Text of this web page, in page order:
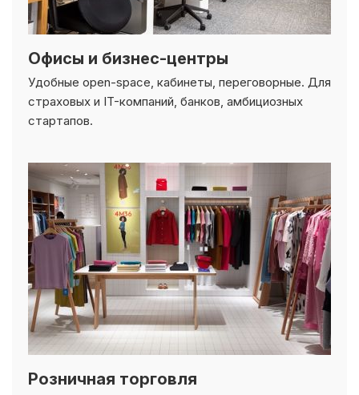
Удобные open-space, кабинеты, переговорные. Для
страховых и IT-компаний, банков, амбициозных
стартапов.
Магазины, торговые комплексы, шоурумы,